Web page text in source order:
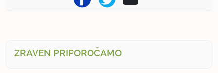
ZRAVEN PRIPOROČAMO